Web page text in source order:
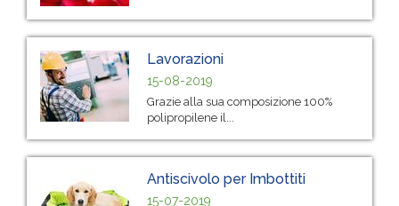
Lavorazioni
15-08-2019
Grazie alla sua composizione 100%
polipropilene il...
Antiscivolo per Imbottiti
15-07-2019